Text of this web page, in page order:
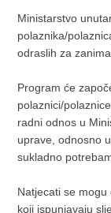
Ministarstvo
polaznika/
odraslih za
Program će
polaznici/
radni odnos u
uprave, odnosno
sukladno
Natjecati se
koji ispunjavaju